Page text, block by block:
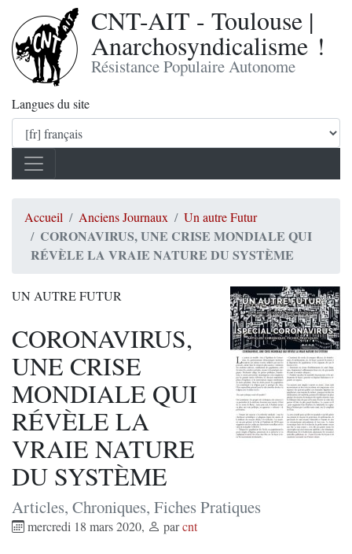
CNT-AIT - Toulouse |
Anarchosyndicalisme !
Résistance Populaire Autonome
Langues du site
Accueil Anciens Journaux Un autre Futur
CORONAVIRUS, UNE CRISE MONDIALE QUI
RÉVÈLE LA VRAIE NATURE DU SYSTÈME
UN AUTRE FUTUR
CORONAVIRUS,
UNE CRISE
MONDIALE QUI
RÉVÈLE LA
VRAIE NATURE
DU SYSTÈME
Articles, Chroniques, Fiches Pratiques
mercredi 18 mars 2020, parcnt